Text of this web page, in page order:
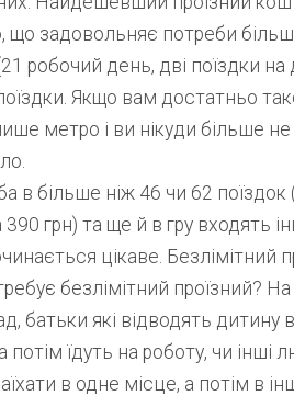
що задовольняє потреби
робочий день, дві поїздки на
Якщо вам достатньо
метро і ви нікуди більше не
в більше ніж 46 чи 62 поїздок
390 грн) та ще й в гру входять
цікаве. Безлімітний
безлімітний проїзний?
батьки які відводять дитину в
їдуть на роботу, чи інші
в одне місце, а потім в